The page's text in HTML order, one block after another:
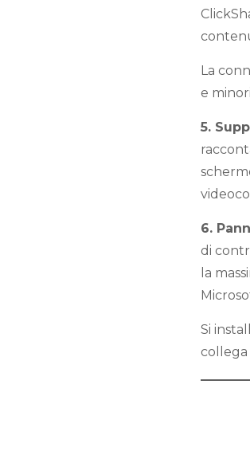
La
e
5.
6.
di
la
Si
collega